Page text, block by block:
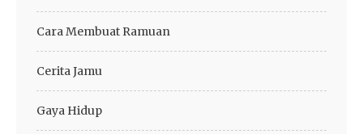
Cara Membuat Ramuan
Cerita Jamu
Gaya Hidup